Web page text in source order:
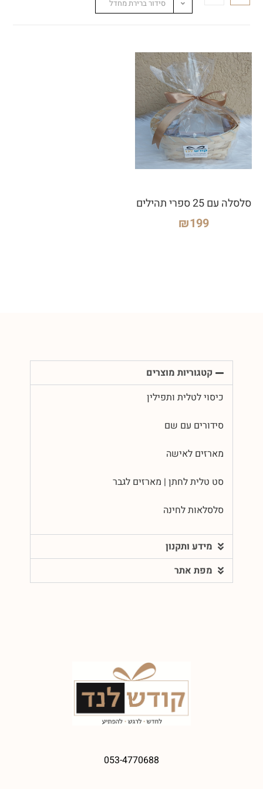
סידור ברירת מחדל
סלסלה עם 25 ספרי תהילים
₪199
קטגוריות מוצרים
כיסוי לטלית ותפילין
סידורים עם שם
מארזים לאישה
סט טלית לחתן | מארזים לגבר
סלסלאות לחינה
מידע ותקנון
מפת אתר
053-4770688